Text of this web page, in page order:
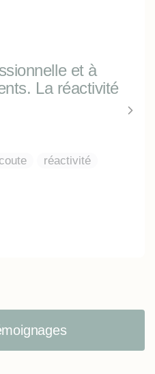
et à
La réactivité
réactivité